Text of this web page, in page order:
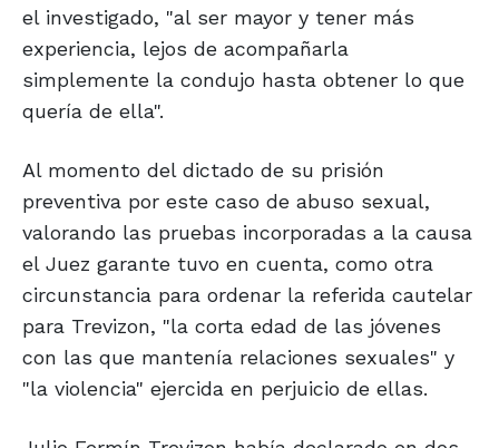
el investigado, "al ser mayor y tener más
experiencia, lejos de acompañarla
simplemente la condujo hasta obtener lo que
quería de ella".
Al momento del dictado de su prisión
preventiva por este caso de abuso sexual,
valorando las pruebas incorporadas a la causa
el Juez garante tuvo en cuenta, como otra
circunstancia para ordenar la referida cautelar
para Trevizon, "la corta edad de las jóvenes
con las que mantenía relaciones sexuales" y
"la violencia" ejercida en perjuicio de ellas.